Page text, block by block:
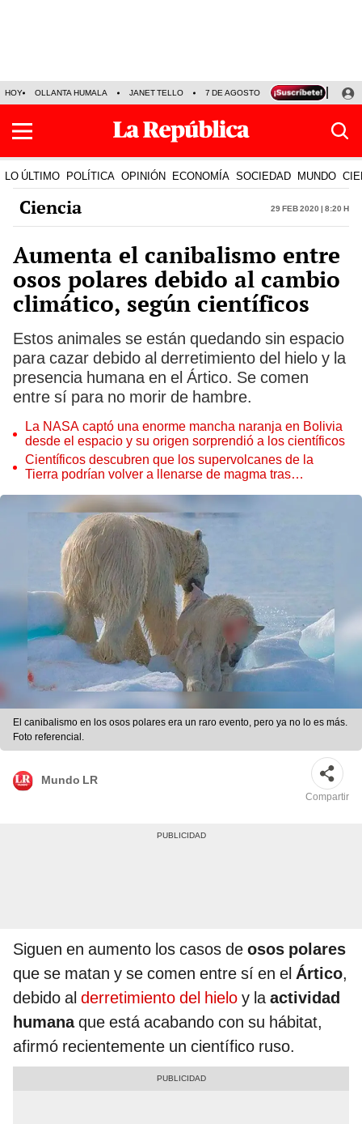
HOY OLLANTA HUMALA JANET TELLO 7 DE AGOSTO TINKA RESULTADOS
LO ÚLTIMO POLÍTICA OPINIÓN ECONOMÍA SOCIEDAD MUNDO
Ciencia 29 Feb 2020 | 8:20 h
Aumenta el canibalismo entre
osos polares debido al cambio
climático, según científicos
Estos animales se están quedando sin espacio
para cazar debido al derretimiento del hielo y la
presencia humana en el Ártico. Se comen
entre sí para no morir de hambre.
La NASA captó una enorme mancha naranja en Bolivia
desde el espacio y su origen sorprendió a los científicos
Científicos descubren que los supervolcanes de la
Tierra podrían volver a llenarse de magma tras
El canibalismo en los osos polares era un raro evento, pero ya no lo es más.
Foto referencial.
Mundo LR
Compartir
Siguen en aumento los casos de osos polares
que se matan y se comen entre sí en el Ártico,
debido al derretimiento del hielo y laactividad
humanaque está acabando con su hábitat,
afirmó recientemente un científico ruso.